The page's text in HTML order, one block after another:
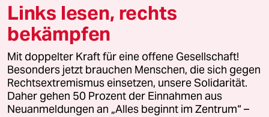
R resto
12.06.2020, 15:46 Uhr
@Rolf B.:
Danke. Ihre Ausführungen ergeben
ein ganz anderes Bild.
DD Drabiniok Dieter
Links lesen, rechts
bekämpfen
Mit doppelter Kraft für eine offene Gesellschaft!
Besonders jetzt brauchen Menschen, die sich gegen
Rechtsextremismus einsetzen, unsere Solidarität.
Daher gehen 50 Prozent der Einnahmen aus
Neuanmeldungen an „Alles beginnt im Zentrum“ –